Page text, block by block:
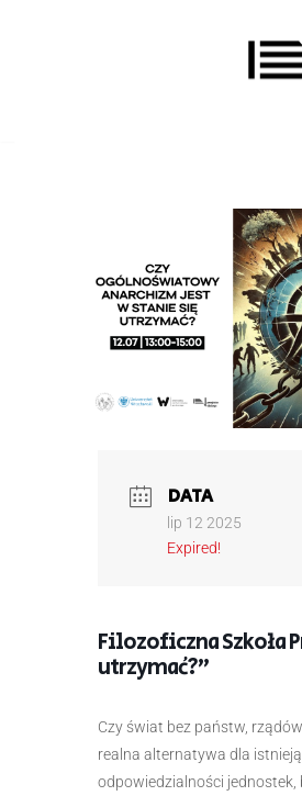
DATA
lip 12 2025
Expired!
Filozoficzna Szkoła
utrzymać?”
Czy świat bez państw,
realna alternatywa dla
odpowiedzialności jednostek,